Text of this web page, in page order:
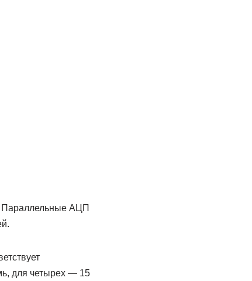
Параллельные АЦП
для четырех — 15